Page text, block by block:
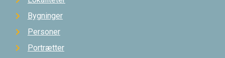
Bygninger
Personer
Portrætter